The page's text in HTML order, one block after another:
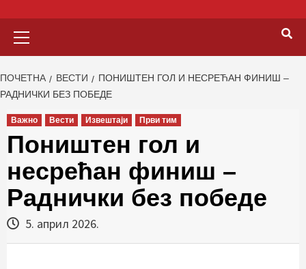
ПОЧЕТНА ВЕСТИ
ПОНИШТЕН ГОЛ И НЕСРЕЋАН ФИНИШ –
РАДНИЧКИ БЕЗ ПОБЕДЕ
Важно Вести Извештаји Први тим
Поништен гол и
несрећан финиш –
Раднички без победе
5. април 2026.